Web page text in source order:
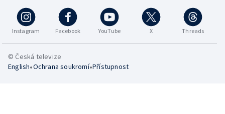
Instagram Facebook YouTube X Threads
© Česká televize
English•Ochrana soukromí•Přístupnost